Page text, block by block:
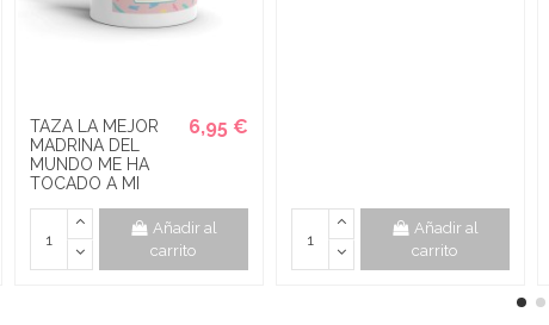
TAZA LA MEJOR
MADRINA DEL
MUNDO ME HA
TOCADO A MI
6,95 €
Añadir al
carrito
Añadir al
carrito